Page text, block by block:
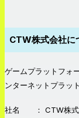
CTW株式会社に
ゲームプラットフォ
ンターネットプラッ
社名 ： CTW株式